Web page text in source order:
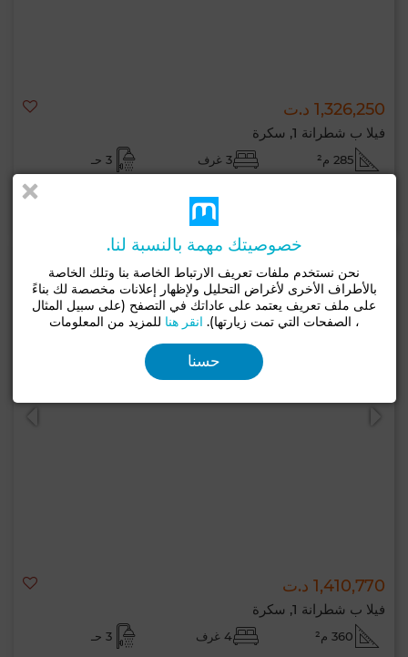
1,326,250 د.ت
فيلا ب شطرانة 1, سكرة
285 م² 3 غرف 3 حـ
اتصل
1,410,770 د.ت
فيلا ب شطرانة 1, سكرة
360 م² 4 غرف 3 حـ
خصوصيتك مهمة بالنسبة لنا.
نحن نستخدم ملفات تعريف الارتباط الخاصة بنا وتلك الخاصة
بالأطراف الأخرى لأغراض التحليل ولإظهار إعلانات مخصصة لك بناءً
على ملف تعريف يعتمد على عاداتك في التصفح (على سبيل المثال
، الصفحات التي تمت زيارتها). انقر هنا للمزيد من المعلومات
حسنا